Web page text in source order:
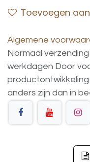
Toevoegen
Algemene
Normaal
werkdagen Door
productontwikkeling
anders zijn dan in